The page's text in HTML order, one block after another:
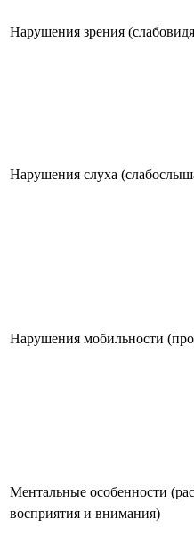
Нарушения зрения
Нарушения слуха
Нарушения мобильности
Ментальные особенности
восприятия и внимания)